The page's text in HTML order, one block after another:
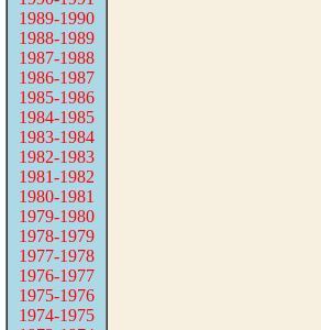
1989-1990
1988-1989
1987-1988
1986-1987
1985-1986
1984-1985
1983-1984
1982-1983
1981-1982
1980-1981
1979-1980
1978-1979
1977-1978
1976-1977
1975-1976
1974-1975